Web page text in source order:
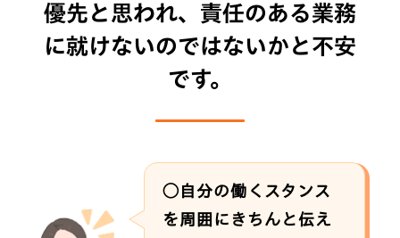
優先と思われ、 責任のある業務
に就けないのではないかと不安
です。
◯自分の働くスタンス
を周囲にきちんと伝え